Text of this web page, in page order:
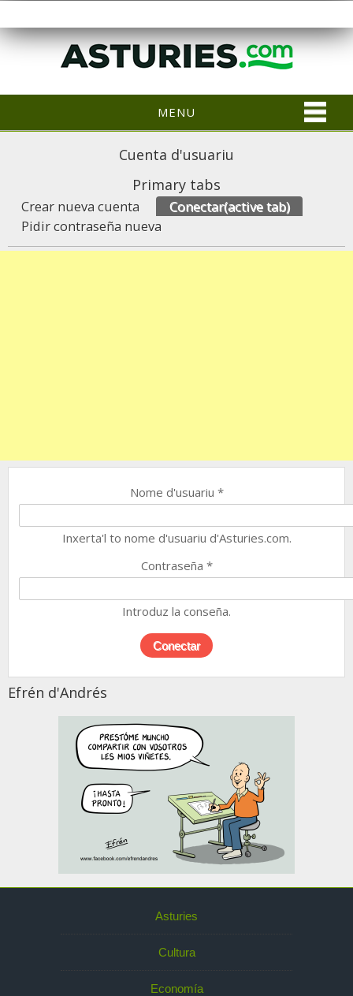
MENU
Cuenta d'usuariu
Primary tabs
Crear nueva cuenta Conectar(active tab)
Pidir contraseña nueva
Nome d'usuariu *
Inxerta'l to nome d'usuariu d'Asturies.com.
Contraseña *
Introduz la conseña.
Efrén d'Andrés
Asturies
Cultura
Economía